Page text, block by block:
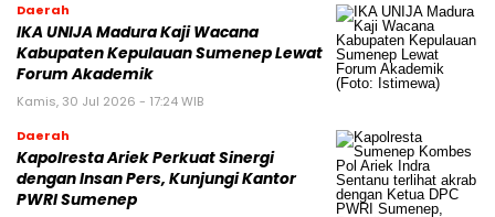
Daerah
IKA UNIJA Madura Kaji Wacana
Kabupaten Kepulauan Sumenep Lewat
Forum Akademik
Kamis, 30 Jul 2026 - 17:24 WIB
Daerah
Kapolresta Ariek Perkuat Sinergi
dengan Insan Pers, Kunjungi Kantor
PWRI Sumenep